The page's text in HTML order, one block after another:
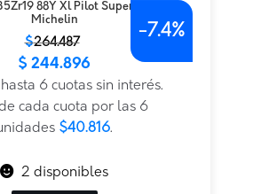
88Y Xl Pilot Super Sport
Michelin
$264.487
$ 244.896
6 cuotas sin interés.
cada cuota por las 6
$40.816.
-7.4%
2 disponibles